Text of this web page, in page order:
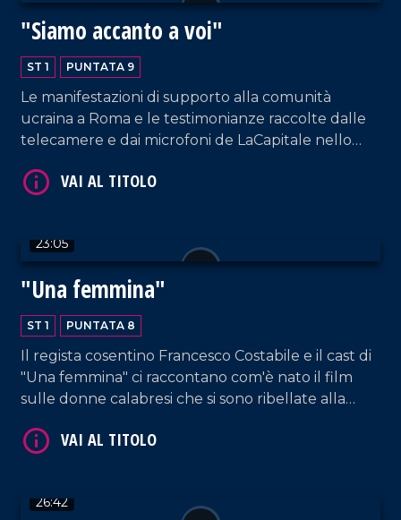
"Siamo accanto a voi"
ST 1 PUNTATA 9
Le manifestazioni di supporto alla comunità
ucraina a Roma e le testimonianze raccolte dalle
telecamere e dai microfoni de LaCapitale nello
23:05
"Una femmina"
ST 1 PUNTATA 8
Il regista cosentino Francesco Costabile e il cast di
"Una femmina" ci raccontano com'è nato il film
sulle donne calabresi che si sono ribellate alla
26:42
VAI AL TITOLO